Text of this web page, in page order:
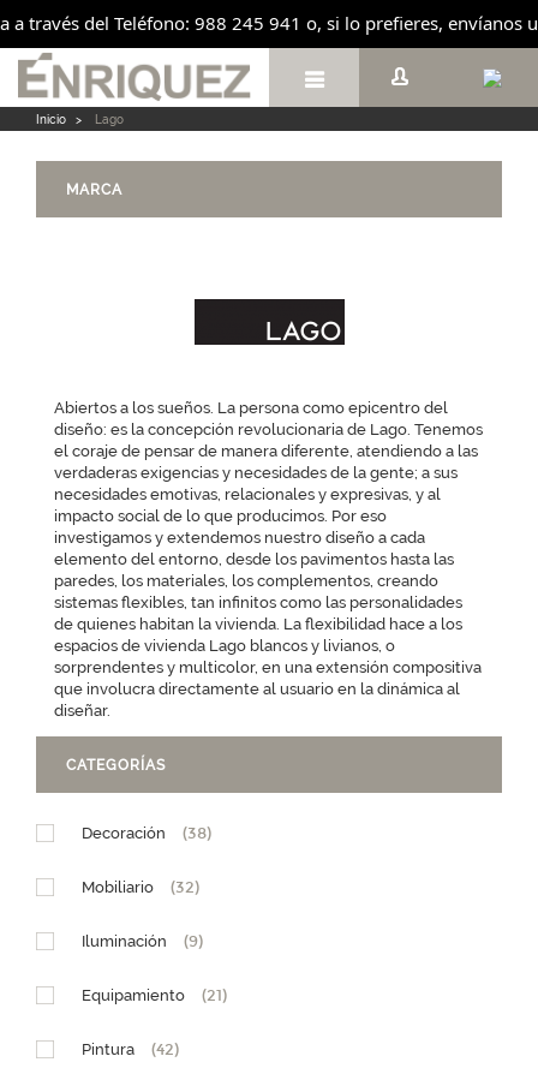
a través del Teléfono: 988 245 941 o, si lo prefieres, envíanos

Inicio > Lago
MARCA
Abiertos a los sueños. La persona como epicentro del
diseño: es la concepción revolucionaria de Lago. Tenemos
el coraje de pensar de manera diferente, atendiendo a las
verdaderas exigencias y necesidades de la gente; a sus
necesidades emotivas, relacionales y expresivas, y al
impacto social de lo que producimos. Por eso
investigamos y extendemos nuestro diseño a cada
elemento del entorno, desde los pavimentos hasta las
paredes, los materiales, los complementos, creando
sistemas flexibles, tan infinitos como las personalidades
de quienes habitan la vivienda. La flexibilidad hace a los
espacios de vivienda Lago blancos y livianos, o
sorprendentes y multicolor, en una extensión compositiva
que involucra directamente al usuario en la dinámica al
diseñar.
CATEGORÍAS
Decoración (38)
Mobiliario (32)
Iluminación (9)
Equipamiento (21)
Pintura (42)